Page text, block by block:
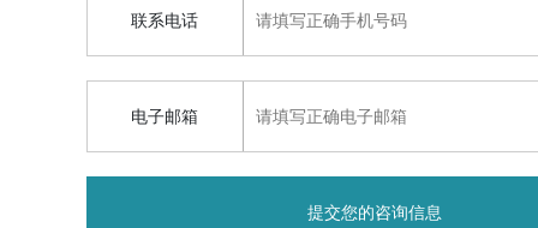
联系电话
电子邮箱